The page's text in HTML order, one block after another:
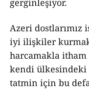
gerginleşiyor.
Azeri dostlarımız
iyi ilişkiler
harcamakla
kendi
tatmin için bu